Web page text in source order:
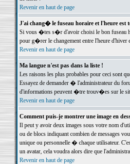
Revenir en haut de page
J'ai chang� le fuseau horaire et l'heure est
Si vous �tes s�r d'avoir choisi le bon
pour g�rer le changement entre l'heure
Revenir en haut de page
Ma langue n'est pas dans la liste !
Les raisons les plus probables pour ceci sont
Essayez de demander � l'administrateur du
d'informations peuvent �tre trouv�es sur le
Revenir en haut de page
Comment puis-je montrer une image en
Il peut y avoir deux images sous votre nom
ou de blocs indiquant combien de messages
unique ou personnelle � chaque utilisateur.
un avatar, cela voudra alors dire que
Revenir en haut de page